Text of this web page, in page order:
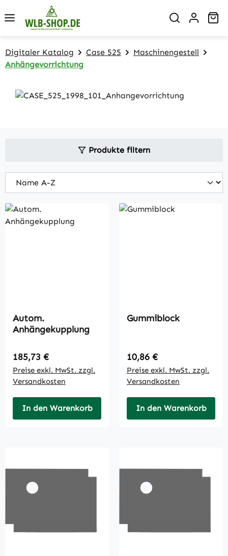
Zum Hauptinhalt springen
Digitaler Katalog Case 525
Maschinengestell
Anhängevorrichtung
Produkte filtern
Autom.
Anhängekupplung
Regulärer Preis:
185,73 €
Preise exkl. MwSt. zzgl.
Versandkosten
In den Warenkorb
Gummiblock
Regulärer Preis:
10,86 €
Preise exkl. MwSt. zzgl.
Versandkosten
In den Warenkorb